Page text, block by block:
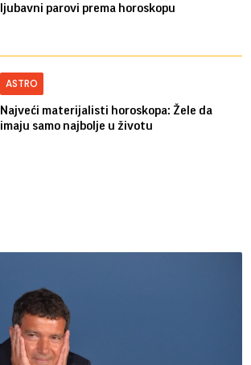
ljubavni parovi prema horoskopu
ASTRO
Najveći materijalisti horoskopa: Žele da
imaju samo najbolje u životu